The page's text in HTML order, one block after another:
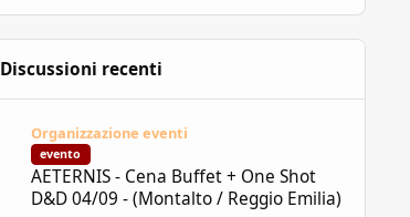
Discussioni recenti
Organizzazione eventi
evento
AETERNIS - Cena Buffet + One Shot
D&D 04/09 - (Montalto / Reggio Emilia)